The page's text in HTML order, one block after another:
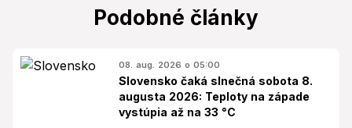
Podobné články
08. aug. 2026 o 05:00
Slovensko čaká slnečná sobota 8.
augusta 2026: Teploty na západe
vystúpia až na 33 °C